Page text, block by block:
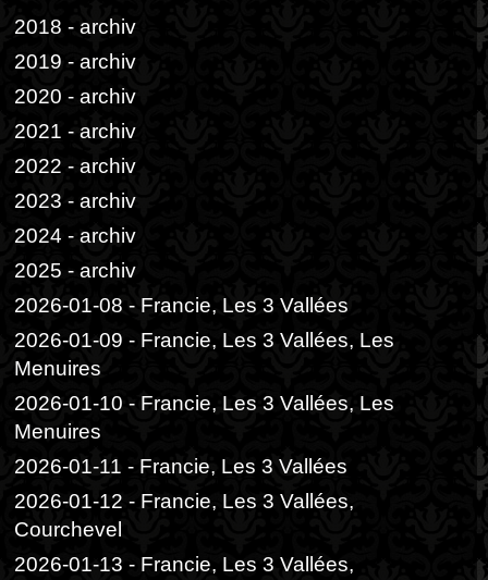
2018 - archiv
2019 - archiv
2020 - archiv
2021 - archiv
2022 - archiv
2023 - archiv
2024 - archiv
2025 - archiv
2026-01-08 - Francie, Les 3 Vallées
2026-01-09 - Francie, Les 3 Vallées, Les
Menuires
2026-01-10 - Francie, Les 3 Vallées, Les
Menuires
2026-01-11 - Francie, Les 3 Vallées
2026-01-12 - Francie, Les 3 Vallées,
Courchevel
2026-01-13 - Francie, Les 3 Vallées,